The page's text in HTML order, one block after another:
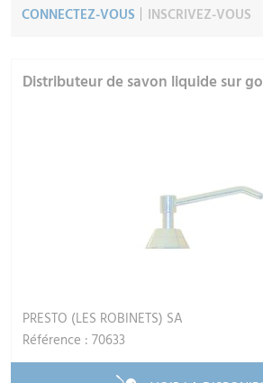
CONNECTEZ-VOUS INSCRIVEZ-VOUS
Distributeur de savon liquide sur
PRESTO (LES ROBINETS) SA
Référence : 70633